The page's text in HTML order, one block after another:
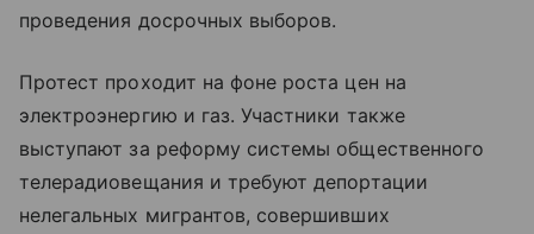
проведения досрочных выборов.
Протест проходит на фоне роста цен на
электроэнергию и газ. Участники также
выступают за реформу системы общественного
телерадиовещания и требуют депортации
нелегальных мигрантов, совершивших